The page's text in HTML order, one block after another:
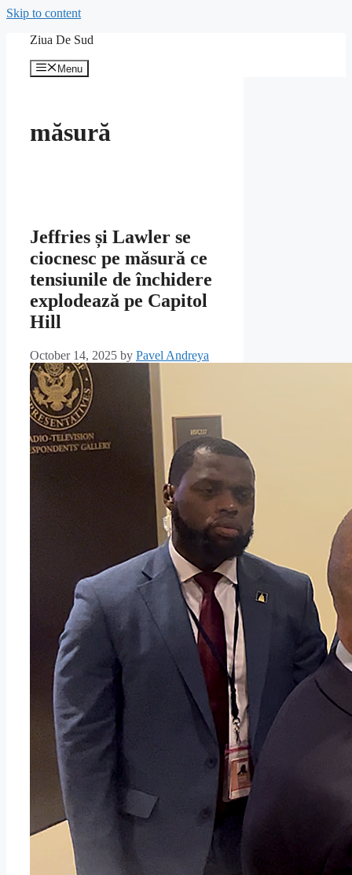
Skip to content
Ziua De Sud
Menu
măsură
Jeffries și Lawler se
ciocnesc pe măsură ce
tensiunile de închidere
explodează pe Capitol
Hill
October 14, 2025 by Pavel Andreya